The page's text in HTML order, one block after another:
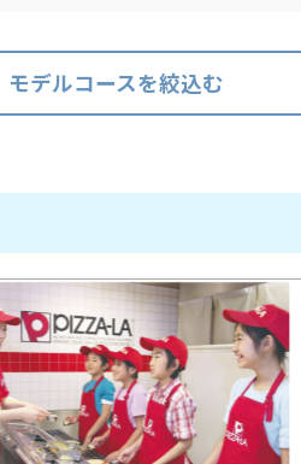
モデルコースを絞込む